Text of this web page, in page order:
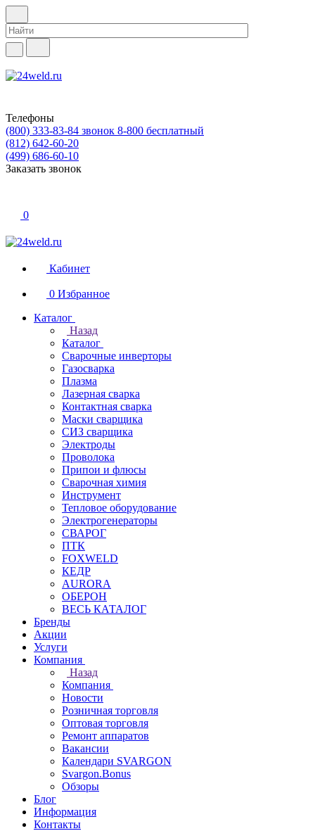
Телефоны
(800) 333-83-84 звонок 8-800 бесплатный
(812) 642-60-20
(499) 686-60-10
Заказать звонок
0
Кабинет
0 Избранное
Каталог
Назад
Каталог
Сварочные инверторы
Газосварка
Плазма
Лазерная сварка
Контактная сварка
Маски сварщика
СИЗ сварщика
Электроды
Проволока
Припои и флюсы
Сварочная химия
Инструмент
Тепловое оборудование
Электрогенераторы
СВАРОГ
ПТК
FOXWELD
КЕДР
AURORA
ОБЕРОН
ВЕСЬ КАТАЛОГ
Бренды
Акции
Услуги
Компания
Назад
Компания
Новости
Розничная торговля
Оптовая торговля
Ремонт аппаратов
Вакансии
Календари SVARGON
Svargon.Bonus
Обзоры
Блог
Информация
Контакты